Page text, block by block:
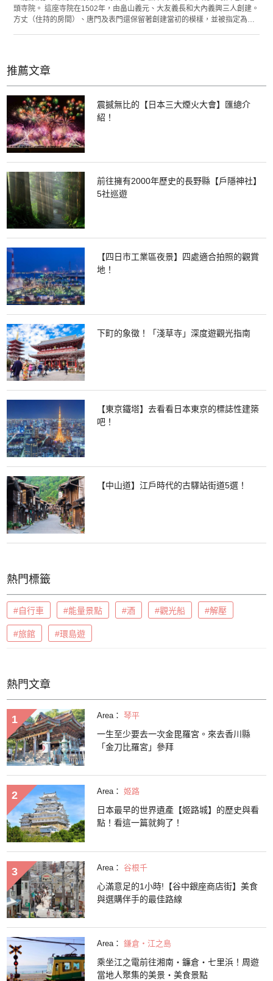
頭寺院。 這座寺院在1502年，由畠山義元、大友義長和大內義興三人創建。
方丈（住持的房間）、唐門及表門還保留著創建當初的模樣，並被指定為重
的「龍吟庭」等，以方丈為中心，這裡有不少枯山水庭園。其中以1滴水來表
現與大海相連的世界觀的「東滴壺」可謂日本最小的庭園。除此以外，還展
示有日本最古老的火槍、以及豐臣秀吉與德川家康對戰時使用的圍棋盤等與
戰國武將有淵源的物品。在龍源院可以獲得「大圓殿」的御朱印。
推薦文章
震撼無比的【日本三大煙火大會】匯總介
紹！
前往擁有2000年歷史的長野縣【戶隱神社】
5社巡遊
【四日市工業區夜景】四處適合拍照的觀賞
地！
下町的象徵！「淺草寺」深度遊觀光指南
【東京鐵塔】去看看日本東京的標誌性建築
吧！
【中山道】江戶時代的古驛站街道5選！
熱門標籤
#自行車 #能量景點 #酒 #觀光船 #解壓
#旅館 #環島遊
熱門文章
Area： 琴平
一生至少要去一次金毘羅宮。來去香川縣
「金刀比羅宮」參拜
Area： 姬路
日本最早的世界遺產【姬路城】的歷史與看
點！看這一篇就夠了！
Area： 谷根千
心滿意足的1小時!【谷中銀座商店街】美食
與選購伴手的最佳路線
Area： 鎌倉・江之島
乘坐江之電前往湘南・鐮倉・七里浜！周遊
當地人聚集的美景・美食景點